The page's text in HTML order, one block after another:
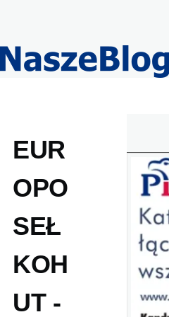
EUR
OPO
SEŁ
KOH
UT -